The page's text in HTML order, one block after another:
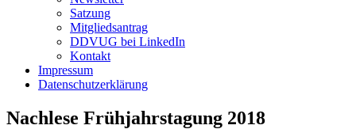
Satzung
Mitgliedsantrag
DDVUG bei LinkedIn
Kontakt
Impressum
Datenschutzerklärung
Nachlese Frühjahrstagung 2018